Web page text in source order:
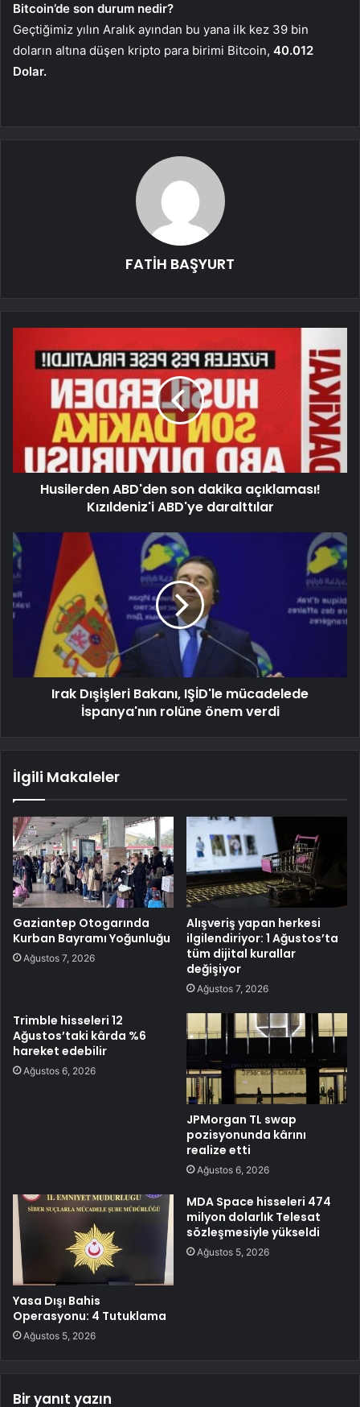
Bitcoin’de son durum nedir?
Geçtiğimiz yılın Aralık ayından bu yana ilk kez 39 bin
doların altına düşen kripto para birimi Bitcoin, 40.012
Dolar.
FATİH BAŞYURT
Husilerden ABD'den son dakika açıklaması!
Kızıldeniz'i ABD'ye daralttılar
Irak Dışişleri Bakanı, IŞİD'le mücadelede
İspanya'nın rolüne önem verdi
İlgili Makaleler
Gaziantep Otogarında
Kurban Bayramı Yoğunluğu
Ağustos 7, 2026
Alışveriş yapan herkesi
ilgilendiriyor: 1 Ağustos’ta
tüm dijital kurallar
değişiyor
Ağustos 7, 2026
Trimble hisseleri 12
Ağustos’taki kârda %6
hareket edebilir
Ağustos 6, 2026
JPMorgan TL swap
pozisyonunda kârını
realize etti
Ağustos 6, 2026
Yasa Dışı Bahis
Operasyonu: 4 Tutuklama
Ağustos 5, 2026
MDA Space hisseleri 474
milyon dolarlık Telesat
sözleşmesiyle yükseldi
Ağustos 5, 2026
Bir yanıt yazın